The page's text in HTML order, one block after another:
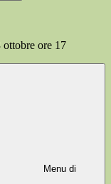
ore 17
Menu di